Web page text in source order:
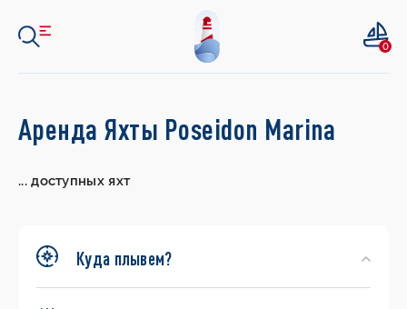
0
Search
Yachts
Аренда Яхты Poseidon Marina
...доступных яхт
Куда плывем?